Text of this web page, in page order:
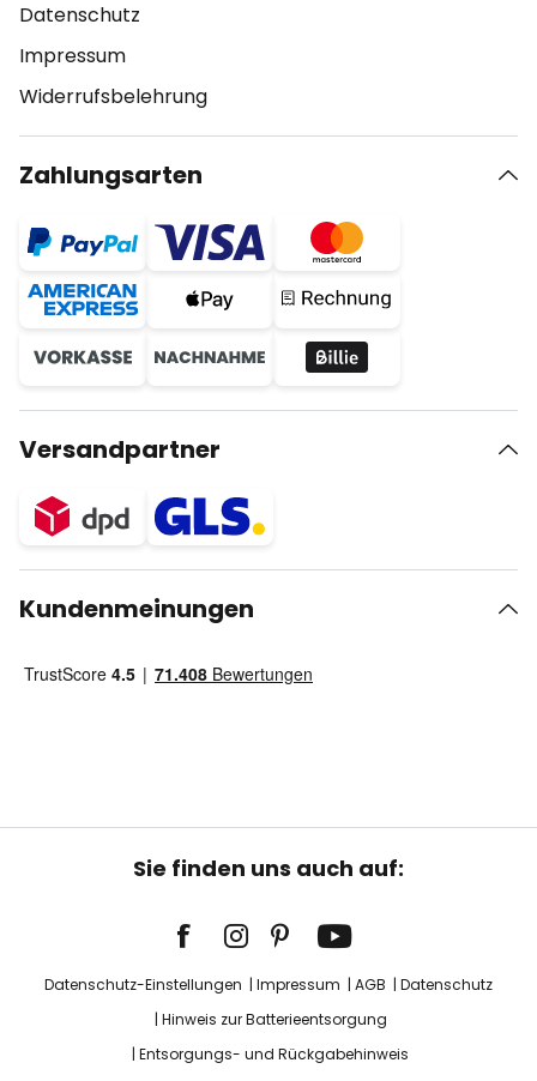
Datenschutz
Impressum
Widerrufsbelehrung
Zahlungsarten
Versandpartner
Kundenmeinungen
Sie finden uns auch auf:
Datenschutz-Einstellungen Impressum AGB
Datenschutz
Hinweis zur Batterieentsorgung
Entsorgungs- und Rückgabehinweis